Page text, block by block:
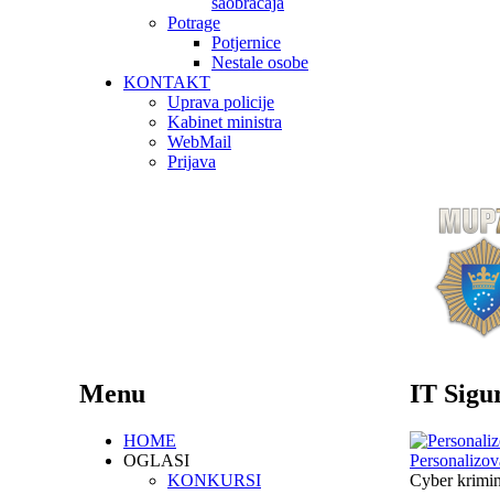
Potrage
Potjernice
Nestale osobe
KONTAKT
Uprava policije
Kabinet ministra
WebMail
Prijava
IT
Cyber
Menu
HOME
OGLASI
KONKURSI